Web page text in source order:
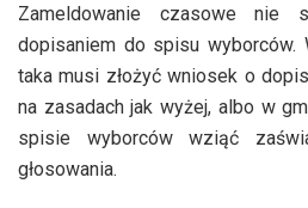
Zameldowanie czasowe nie
dopisaniem do spisu
taka musi złożyć wniosek o
na zasadach jak wyżej, albo w
spisie wyborców wziąć
głosowania.